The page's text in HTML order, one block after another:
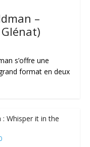
–
s’offre une
format en deux
: Whisper it in the